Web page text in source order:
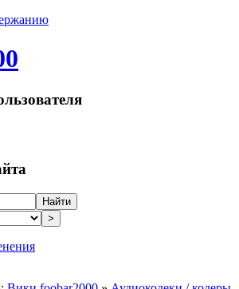
Найти
>